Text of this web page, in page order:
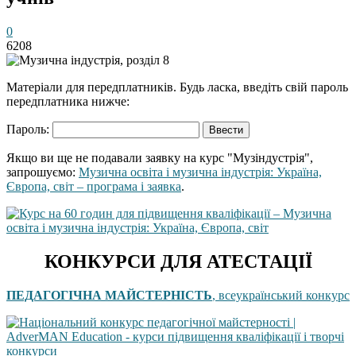
0
6208
Матеріали для передплатників. Будь ласка, введіть свій пароль
передплатника нижче:
Пароль:
Якщо ви ще не подавали заявку на курс "Музіндустрія",
запрошуємо: Музична освіта і музична індустрія: Україна,
Європа, світ – програма і заявка.
КОНКУРСИ ДЛЯ АТЕСТАЦІЇ
ПЕДАГОГІЧНА МАЙСТЕРНІСТЬ, всеукраїнський конкурс